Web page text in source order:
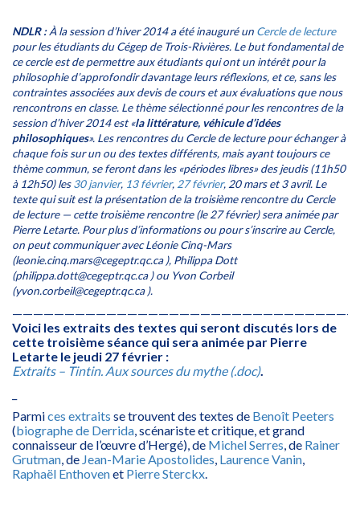
NDLR :À la session d’hiver 2014 a été inauguré un Cercle de lecture
pour les étudiants du Cégep de Trois-Rivières. Le but fondamental de
ce cercle est de permettre aux étudiants qui ont un intérêt pour la
philosophie d’approfondir davantage leurs réflexions, et ce, sans les
contraintes associées aux devis de cours et aux évaluations que nous
rencontrons en classe. Le thème sélectionné pour les rencontres de la
session d’hiver 2014 est «la littérature, véhicule d’idées
philosophiques». Les rencontres du Cercle de lecture pour échanger à
chaque fois sur un ou des textes différents, mais ayant toujours ce
thème commun, se feront dans les «périodes libres» des jeudis (11h50
à 12h50) les30 janvier, 13 février,27 février, 20 mars et 3 avril. Le
texte qui suit est la présentation de la troisième rencontre du Cercle
de lecture — cette troisième rencontre (le 27 février) sera animée par
Pierre Letarte. Pour plus d’informations ou pour s’inscrire au Cercle,
on peut communiquer avec Léonie Cinq-Mars
(leonie.cinq.mars@cegeptr.qc.ca ), Philippa Dott
(philippa.dott@cegeptr.qc.ca ) ou Yvon Corbeil
(yvon.corbeil@cegeptr.qc.ca ).
Voici les extraits des textes qui seront discutés lors de
cette troisième séance qui sera animée par Pierre
Letarte le jeudi 27 février :
Extraits – Tintin. Aux sources du mythe (.doc).
Parmices extraits se trouvent des textes de Benoît Peeters
(biographe de Derrida, scénariste et critique, et grand
connaisseur de l’œuvre d’Hergé), de Michel Serres, de Rainer
Grutman, de Jean-Marie Apostolides, Laurence Vanin,
Raphaël Enthovenet Pierre Sterckx.